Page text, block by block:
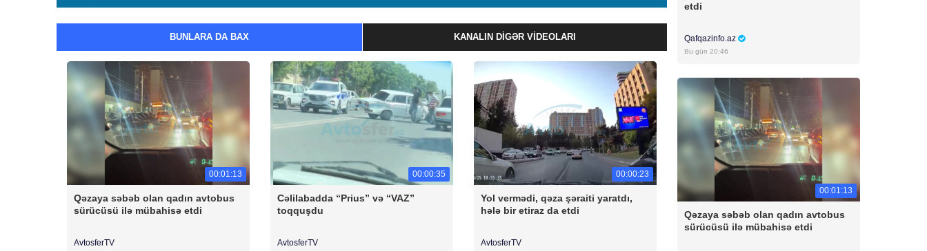
BUNLARA DA BAX KANALIN DIGƏR VIDEOLARI
00:01:13
Qəzaya səbəb olan qadın avtobus
sürücüsü ilə mübahisə etdi
AvtosferTV
00:00:35
Cəlilabadda “Prius” və “VAZ”
toqquşdu
AvtosferTV
00:00:23
Yol vermədi, qəza şəraiti yaratdı,
hələ bir etiraz da etdi
AvtosferTV
etdi
Qafqazinfo.az
Bu gün 20:46
00:01:13
Qəzaya səbəb olan qadın avtobus
sürücüsü ilə mübahisə etdi